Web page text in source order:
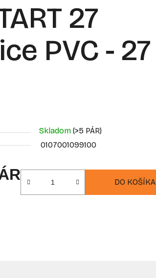
27
PVC - 27
Skladom (>5 PÁR)
0107001099100
DO KOŠÍKA